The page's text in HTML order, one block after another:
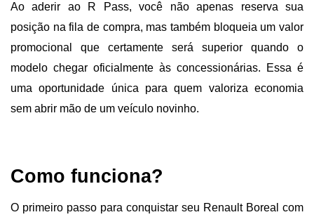
Ao aderir ao R Pass, você não apenas reserva sua
posição na fila de compra, mas também bloqueia um valor
promocional que certamente será superior quando o
modelo chegar oficialmente às concessionárias. Essa é
uma oportunidade única para quem valoriza economia
sem abrir mão de um veículo novinho.
Como funciona?
O primeiro passo para conquistar seu Renault Boreal com